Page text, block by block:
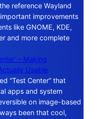
reference Wayland
improvements
like GNOME, KDE,
and more complete
– Making
Usable
“Test Center” that
apps and system
on image-based
been that cool,